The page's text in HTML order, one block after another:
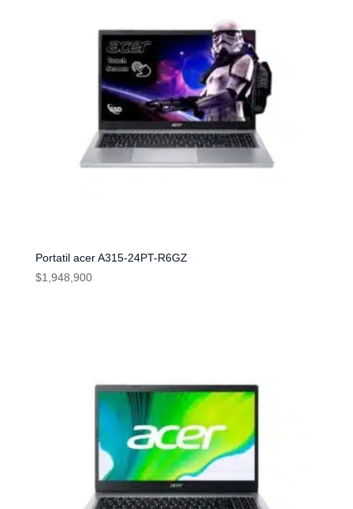
Portatil acer A315-24PT-R6GZ
$1,948,900